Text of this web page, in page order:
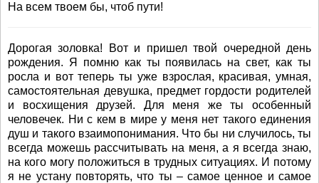
На всем твоем бы, чтоб пути!
Дорогая золовка! Вот и пришел твой очередной день
рождения. Я помню как ты появилась на свет, как ты
росла и вот теперь ты уже взрослая, красивая, умная,
самостоятельная девушка, предмет гордости родителей
и восхищения друзей. Для меня же ты особенный
человечек. Ни с кем в мире у меня нет такого единения
душ и такого взаимопонимания. Что бы ни случилось, ты
всегда можешь рассчитывать на меня, а я всегда знаю,
на кого могу положиться в трудных ситуациях. И потому
я не устану повторять, что ты – самое ценное и самое